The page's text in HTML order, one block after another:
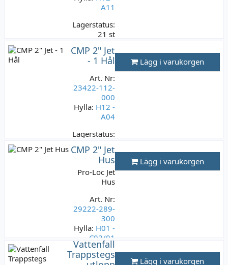
A11
Lagerstatus:
21 st
199 kr
Varav moms:
39,80 kr
CMP 2" Jet
- 1 Hål
Art. Nr:
23422-112-
000
Hylla: H12 -
A04
Lagerstatus:
199 kr
Varav moms:
39,80 kr
Lägg i varukorgen
CMP 2" Jet
Hus
Pro-Loc Jet
Hus
Art. Nr:
29222-289-
300
Hylla: H01 -
C02/01
Lagerstatus:
Lägg i varukorgen
Vattenfall
Trappstegs
Lägg i varukorgen